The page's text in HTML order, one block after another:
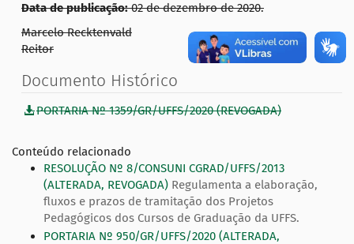
Data de publicação:02 de dezembro de 2020.
Marcelo Recktenvald
Reitor
Documento Histórico
PORTARIA Nº 1359/GR/UFFS/2020 (REVOGADA)
Conteúdo relacionado
RESOLUÇÃO Nº 8/CONSUNI CGRAD/UFFS/2013
(ALTERADA, REVOGADA) Regulamenta a elaboração,
fluxos e prazos de tramitação dos Projetos
Pedagógicos dos Cursos de Graduação da UFFS.
PORTARIA Nº 950/GR/UFFS/2020 (ALTERADA,